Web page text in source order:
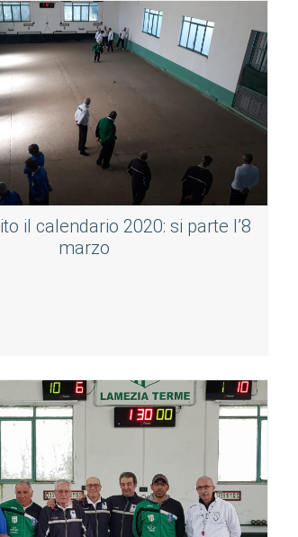
il calendario 2020: si parte l’8
marzo